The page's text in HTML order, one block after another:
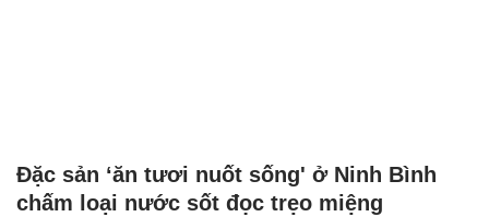
Đặc sản ‘ăn tươi nuốt sống' ở Ninh Bình
chấm loại nước sốt đọc trẹo miệng